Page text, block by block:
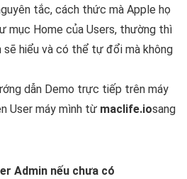
tắc, cách thức mà Apple họ
mục Home của Users, thường thì
sẽ hiểu và có thể tự đổi mà không
dẫn Demo trực tiếp trên máy
User máy mình từ maclife.iosang
Admin nếu chưa có